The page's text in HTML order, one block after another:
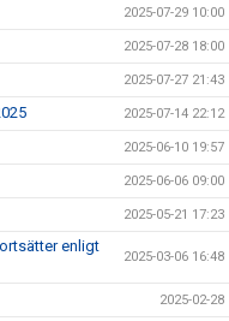
2025-07-29 10:00
2025-07-28 18:00
2025-07-27 21:43
2025-07-14 22:12
2025-06-10 19:57
2025-06-06 09:00
2025-05-21 17:23
enligt
2025-03-06 16:48
2025-02-28